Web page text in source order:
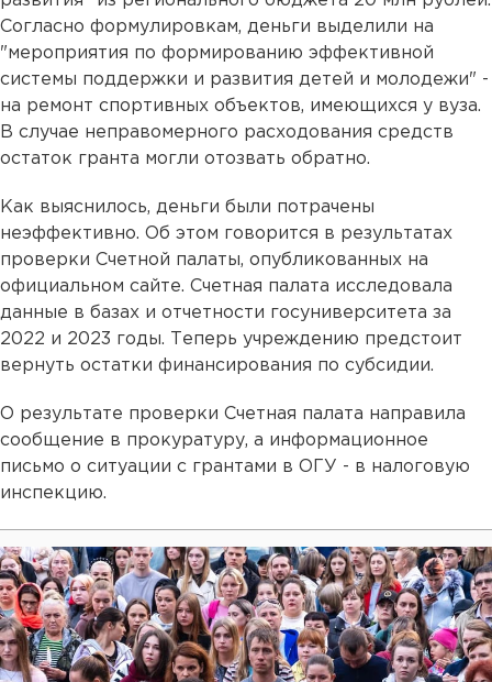
Согласно формулировкам, деньги выделили на
"мероприятия по формированию эффективной
системы поддержки и развития детей и молодежи" -
на ремонт спортивных объектов, имеющихся у вуза.
В случае неправомерного расходования средств
остаток гранта могли отозвать обратно.
Как выяснилось, деньги были потрачены
неэффективно. Об этом говорится в результатах
проверки Счетной палаты, опубликованных на
официальном сайте. Счетная палата исследовала
данные в базах и отчетности госуниверситета за
2022 и 2023 годы. Теперь учреждению предстоит
вернуть остатки финансирования по субсидии.
О результате проверки Счетная палата направила
сообщение в прокуратуру, а информационное
письмо о ситуации с грантами в ОГУ - в налоговую
инспекцию.